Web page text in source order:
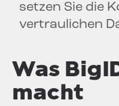
setzen Sie die
vertraulichen
Was
macht